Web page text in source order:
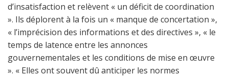
d’insatisfaction et relèvent « un déficit de coordination
». Ils déplorent à la fois un « manque de concertation »,
« l’imprécision des informations et des directives », « le
temps de latence entre les annonces
gouvernementales et les conditions de mise en œuvre
». « Elles ont souvent dû anticiper les normes